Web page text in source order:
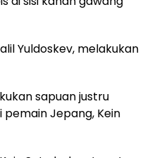
Yuldoskev, melakukan
sapuan justru
Jepang, Kein